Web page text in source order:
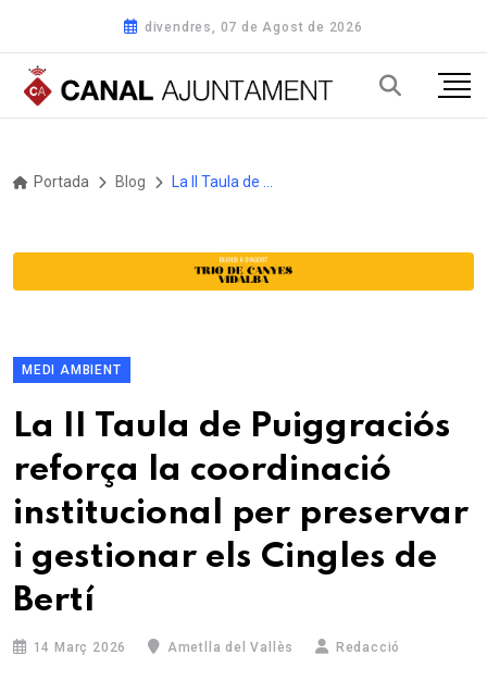
divendres, 07 de Agost de 2026
Portada Blog
MEDI AMBIENT
La II Taula de Puiggraciós
reforça la coordinació
institucional per preservar
i gestionar els Cingles de
Bertí
14 Març 2026 Ametlla del Vallès Redacció